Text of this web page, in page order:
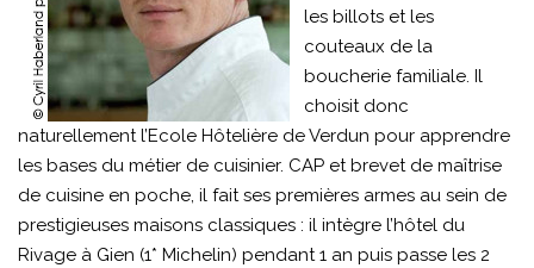
les billots et les
couteaux de la
boucherie familiale. Il
choisit donc
naturellement l’Ecole Hôtelière de Verdun pour apprendre
les bases du métier de cuisinier. CAP et brevet de maîtrise
de cuisine en poche, il fait ses premières armes au sein de
prestigieuses maisons classiques : il intègre l’hôtel du
Rivage à Gien (1* Michelin) pendant 1 an puis passe les 2